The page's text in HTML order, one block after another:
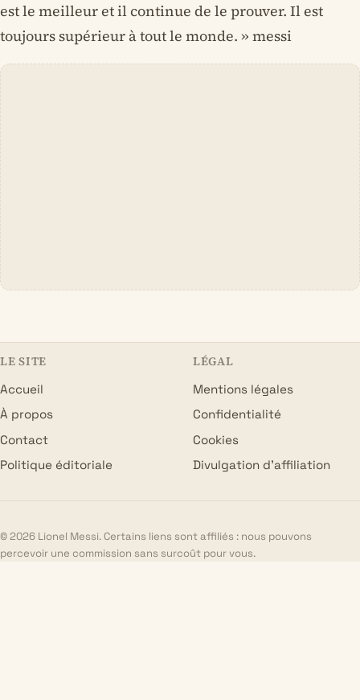
est le meilleur et il continue de le prouver. Il est
toujours supérieur à tout le monde. » messi
LE SITE
Accueil
À propos
Contact
Politique éditoriale
LÉGAL
Mentions légales
Confidentialité
Cookies
Divulgation d’affiliation
© 2026 Lionel Messi. Certains liens sont affiliés : nous pouvons
percevoir une commission sans surcoût pour vous.